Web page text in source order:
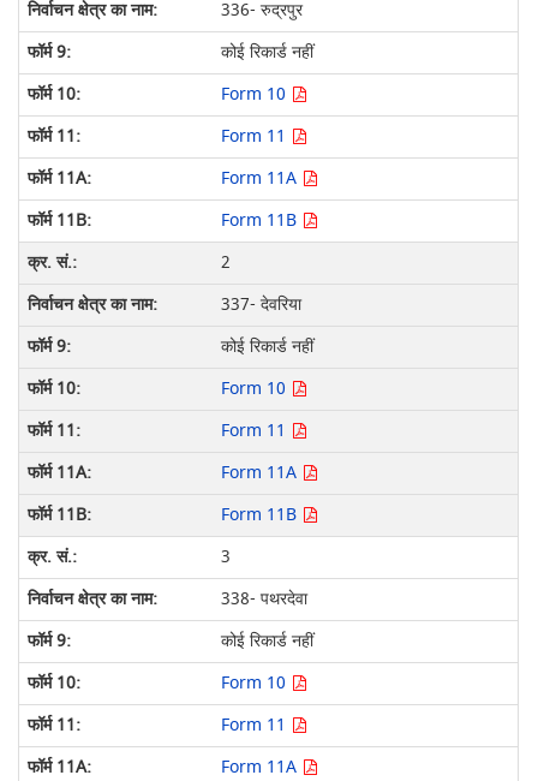
336- रुद्रपुर
कोई रिकार्ड नहीं
Form 10
Form 11
Form 11A
Form 11B
2
337- देवरिया
कोई रिकार्ड नहीं
Form 10
Form 11
Form 11A
Form 11B
3
338- पथरदेवा
कोई रिकार्ड नहीं
Form 10
Form 11
Form 11A